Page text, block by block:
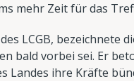
mehr Zeit für das
LCGB, bezeichnete
bald vorbei sei. Er
Landes ihre Kräfte